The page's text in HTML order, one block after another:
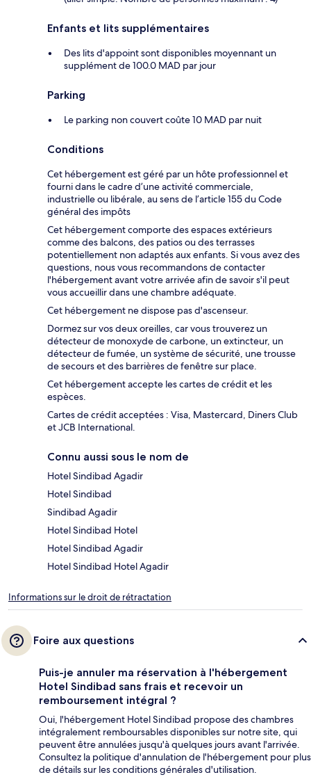
Enfants et lits supplémentaires
Des lits d'appoint sont disponibles moyennant un
supplément de 100.0 MAD par jour
Parking
Le parking non couvert coûte 10 MAD par nuit
Conditions
Cet hébergement est géré par un hôte professionnel et
fourni dans le cadre d’une activité commerciale,
industrielle ou libérale, au sens de l’article 155 du Code
général des impôts
Cet hébergement comporte des espaces extérieurs
comme des balcons, des patios ou des terrasses
potentiellement non adaptés aux enfants. Si vous avez des
questions, nous vous recommandons de contacter
l'hébergement avant votre arrivée afin de savoir s'il peut
vous accueillir dans une chambre adéquate.
Cet hébergement ne dispose pas d'ascenseur.
Dormez sur vos deux oreilles, car vous trouverez un
détecteur de monoxyde de carbone, un extincteur, un
détecteur de fumée, un système de sécurité, une trousse
de secours et des barrières de fenêtre sur place.
Cet hébergement accepte les cartes de crédit et les
espèces.
Cartes de crédit acceptées : Visa, Mastercard, Diners Club
et JCB International.
Connu aussi sous le nom de
Hotel Sindibad Agadir
Hotel Sindibad
Sindibad Agadir
Hotel Sindibad Hotel
Hotel Sindibad Agadir
Hotel Sindibad Hotel Agadir
Informations sur le droit de rétractation
Foire aux questions
Puis-je annuler ma réservation à l'hébergement
Hotel Sindibad sans frais et recevoir un
remboursement intégral ?
Oui, l'hébergement Hotel Sindibad propose des chambres
intégralement remboursables disponibles sur notre site, qui
peuvent être annulées jusqu'à quelques jours avant l'arrivée.
Consultez la politique d'annulation de l'hébergement pour plus
de détails sur les conditions générales d'utilisation.